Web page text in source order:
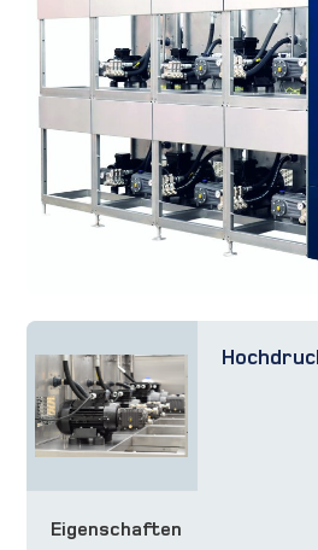
Eigenschaften